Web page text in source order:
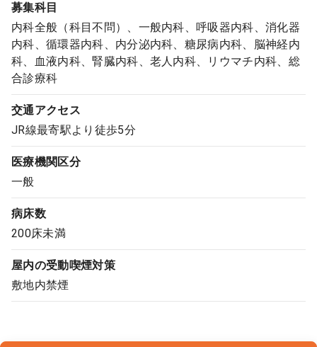
成功事例
転職ノウハウ
受付時間 9:00 ～ 18:00
0120-337-613
DtoDとは
お問合せ
採用をお考えの医療機関の方
募集科目
内科全般（科目不問）、一般内科、呼吸器内科、消化器
内科、循環器内科、内分泌内科、糖尿病内科、脳神経内
科、血液内科、腎臓内科、老人内科、リウマチ内科、総
合診療科
交通アクセス
JR線最寄駅より徒歩5分
医療機関区分
一般
病床数
200床未満
屋内の受動喫煙対策
敷地内禁煙